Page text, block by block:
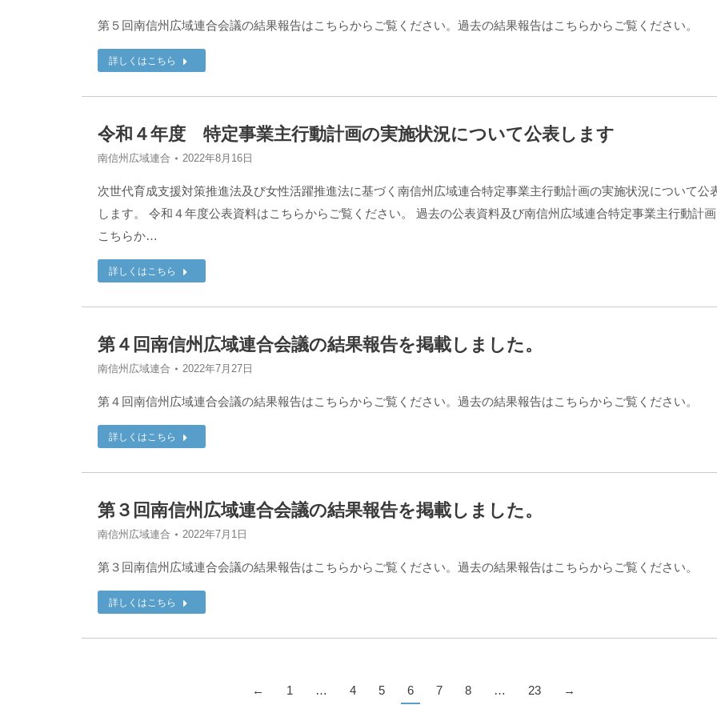
第５回南信州広域連合会議の結果報告はこちらからご覧ください。過去の結果報告はこちらからご覧ください。
詳しくはこちら
令和４年度 特定事業主行動計画の実施状況について公表します
南信州広域連合 2022年8月16日
次世代育成支援対策推進法及び女性活躍推進法に基づく南信州広域連合特定事業主行動計画の実施状況について公
します。 令和４年度公表資料はこちらからご覧ください。 過去の公表資料及び南信州広域連合特定事業主行動計
こちらか…
詳しくはこちら
第４回南信州広域連合会議の結果報告を掲載しました。
南信州広域連合 2022年7月27日
第４回南信州広域連合会議の結果報告はこちらからご覧ください。過去の結果報告はこちらからご覧ください。
詳しくはこちら
第３回南信州広域連合会議の結果報告を掲載しました。
南信州広域連合 2022年7月1日
第３回南信州広域連合会議の結果報告はこちらからご覧ください。過去の結果報告はこちらからご覧ください。
詳しくはこちら
← 1 … 4 5 6 7 8 … 23 →